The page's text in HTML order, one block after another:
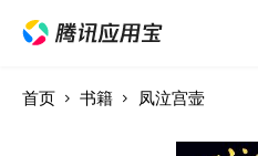
首页 书籍 凤泣宫壸